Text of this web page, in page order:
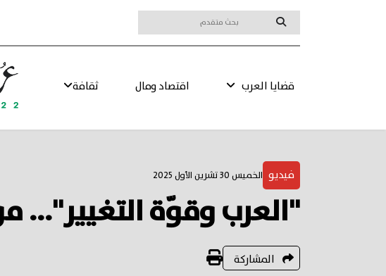
قضايا العرب اقتصاد ومال ثقافة
فيديو الخميس 30 تشرين الأول 2025
"العرب وقوّة التغيير"...
المشاركة